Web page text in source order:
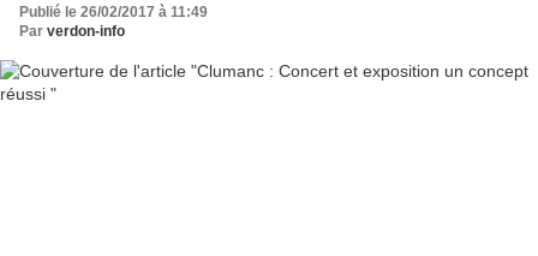
Publié le 26/02/2017 à 11:49
Par verdon-info